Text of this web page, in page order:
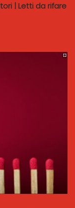
| Letti da rifare